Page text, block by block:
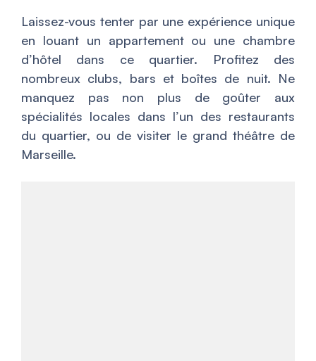
Laissez-vous tenter par une expérience unique
en louant un appartement ou une chambre
d’hôtel dans ce quartier. Profitez des
nombreux clubs, bars et boîtes de nuit. Ne
manquez pas non plus de goûter aux
spécialités locales dans l’un des restaurants
du quartier, ou de visiter le grand théâtre de
Marseille.